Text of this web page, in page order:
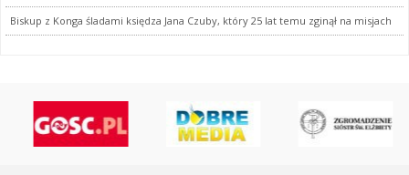
Biskup z Konga śladami księdza Jana Czuby, który 25 lat temu zginął na misjach